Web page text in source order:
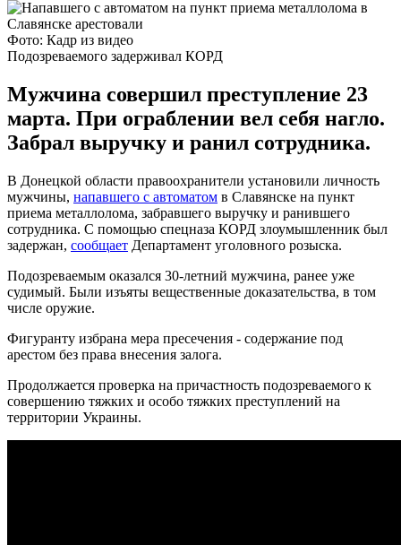
Фото: Кадр из видео
Подозреваемого задерживал КОРД
Мужчина совершил преступление 23
марта. При ограблении вел себя нагло.
Забрал выручку и ранил сотрудника.
В Донецкой области правоохранители установили личность
мужчины, напавшего с автоматом в Славянске на пункт
приема металлолома, забравшего выручку и ранившего
сотрудника. С помощью спецназа КОРД злоумышленник был
задержан, сообщает Департамент уголовного розыска.
Подозреваемым оказался 30-летний мужчина, ранее уже
судимый. Были изъяты вещественные доказательства, в том
числе оружие.
Фигуранту избрана мера пресечения - содержание под
арестом без права внесения залога.
Продолжается проверка на причастность подозреваемого к
совершению тяжких и особо тяжких преступлений на
территории Украины.